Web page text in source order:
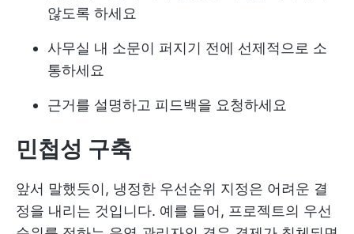
않도록 하세요
사무실 내 소문이 퍼지기 전에 선제적으로 소
통하세요
근거를 설명하고 피드백을 요청하세요
민첩성 구축
앞서 말했듯이, 냉정한 우선순위 지정은 어려운 결
정을 내리는 것입니다. 예를 들어, 프로젝트의 우선